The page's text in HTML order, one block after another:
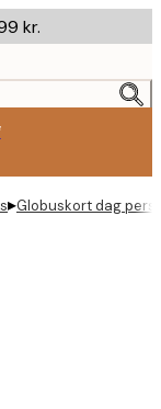
kr.
▸Globuskort dag